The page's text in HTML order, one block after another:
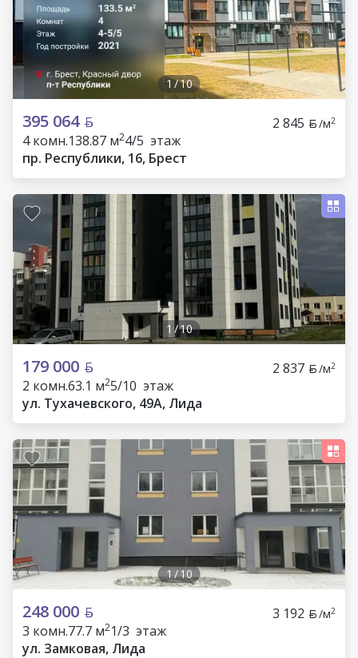
1/10
395 064 2 845 /м2
4 комн.138.87 м24/5 этаж
пр. Республики, 16, Брест
1 /10
179 000 2 837 /м2
2 комн.63.1 м25/10 этаж
ул. Тухачевского, 49А, Лида
1/10
248 000 3 192 /м2
3 комн.77.7 м21/3 этаж
ул. Замковая, Лида